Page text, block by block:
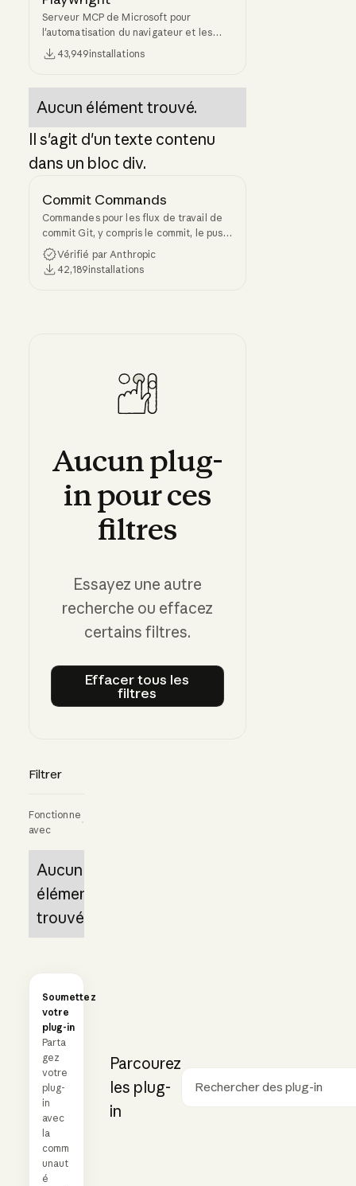
Parcourez
les plug-
in
Filtrer
Fonctionne
avec
Aucun
élément
trouvé.
Soumettez
votre
plug-in
Parta
gez
votre
plug-
in
avec
la
comm
unaut
é
Serveur MCP de Microsoft pour
l'automatisation du navigateur et les
tests de bout en bout. Permet à Claude
d'interagir avec des pages Web, de
les flux de travail de test.
43,949installations
Aucun élément trouvé.
Il s'agit d'un texte contenu
dans un bloc div.
Commit Commands
Commandes pour les flux de travail de
commit Git, y compris le commit, le push
et la création de PR
Vérifié par Anthropic
42,189installations
Aucunplug-
inpources
filtres
Essayez une autre
recherche ou effacez
certains filtres.
Effacer tous les
filtresEffacer tous les filtres